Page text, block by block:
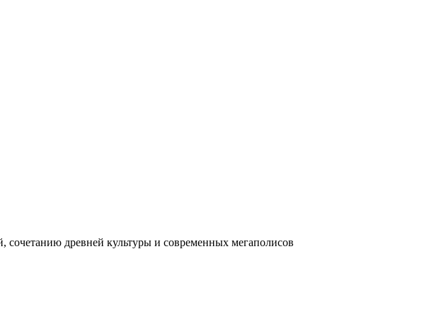
древней культуры и современных мегаполисов